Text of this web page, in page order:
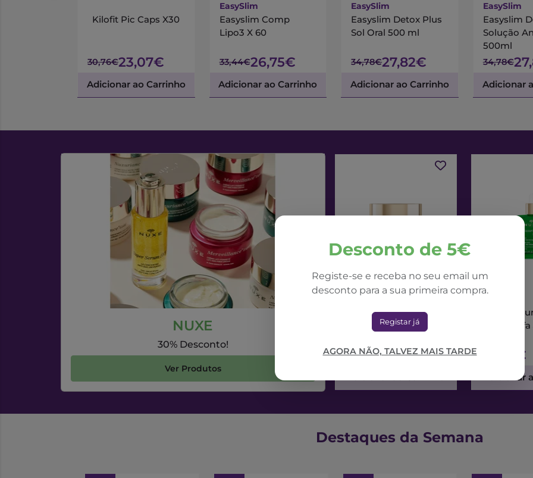
Desconto de 5€
Registe-se e receba no seu email um
desconto para a sua primeira compra.
Registar já
AGORA NÃO, TALVEZ MAIS TARDE
Kilofit Pic Caps X30
30,76€23,07€
Adicionar ao Carrinho
EasySlim
Easyslim Comp
Lipo3 X 60
33,44€26,75€
Adicionar ao Carrinho
EasySlim
Easyslim Detox Plus
Sol Oral 500 ml
34,78€27,82€
Adicionar ao Carrinho
EasySlim
Easyslim
Solução
500ml
34,78€
Adicionar
NUXE
30% Desconto!
Ver Produtos
NUXE
Nuxe Nuxuriance Ultra
Creme Dia Alfa 3R
71,42€
Nuxe
Sérum
73,56€
Adicionar
Destaques da Semana